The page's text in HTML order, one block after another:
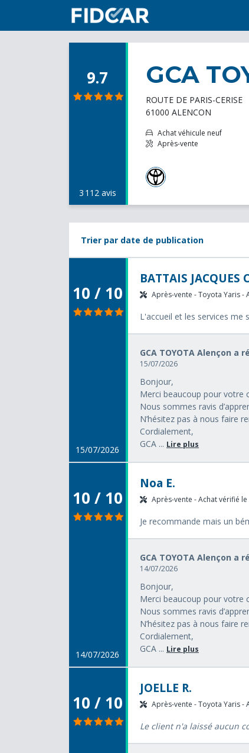
9.7
3 112 avis
GCA
ROUTE DE PARIS-CERISE
61000 ALENCON
Achat véhicule neuf
Après-vente
Trier par date de publication
10 / 10
15/07/2026
BATTAIS JACQUES
Après-vente - Toyota Yaris -
L'accueil et les services me
GCA TOYOTA Alençon a
15/07/2026
Bonjour,
Merci beaucoup pour votre
Nous sommes ravis
N’hésitez pas à nous faire
Cordialement,
GCA ... Lire plus
10 / 10
14/07/2026
Noa E.
Après-vente - Achat vérifié
Je recommande mais un
GCA TOYOTA Alençon a
14/07/2026
Bonjour,
Merci beaucoup pour votre
Nous sommes ravis
N’hésitez pas à nous faire
Cordialement,
GCA ... Lire plus
10 / 10
JOELLE R.
Après-vente - Toyota Yaris -
Le client n'a laissé aucun